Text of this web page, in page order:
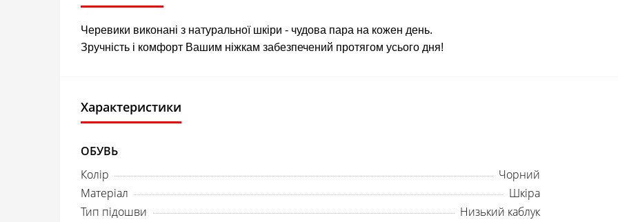
Черевики виконані з натуральної шкіри - чудова пара на кожен день.
Зручність і комфорт Вашим ніжкам забезпечений протягом усього дня!
Характеристики
ОБУВЬ
Колір
Чорний
Матеріал
Шкіра
Тип підошви
Низький каблук